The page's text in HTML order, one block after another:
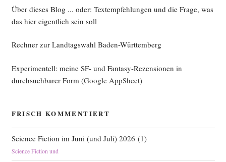
Über dieses Blog ... oder: Textempfehlungen und die Frage, was
das hier eigentlich sein soll
Rechner zur Landtagswahl Baden-Württemberg
Experimentell: meine SF- und Fantasy-Rezensionen in
durchsuchbarer Form (Google AppSheet)
FRISCH KOMMENTIERT
Science Fiction im Juni (und Juli) 2026 (1)
Science Fiction und